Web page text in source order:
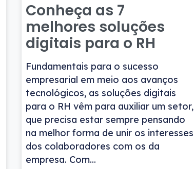
Conheça as 7
melhores soluções
digitais para o RH
Fundamentais para o sucesso
empresarial em meio aos avanços
tecnológicos, as soluções digitais
para o RH vêm para auxiliar um setor,
que precisa estar sempre pensando
na melhor forma de unir os interesses
dos colaboradores com os da
empresa. Com...